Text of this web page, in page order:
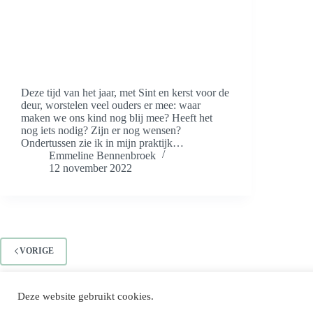
Deze tijd van het jaar, met Sint en kerst voor de
deur, worstelen veel ouders er mee: waar
maken we ons kind nog blij mee? Heeft het
nog iets nodig? Zijn er nog wensen?
Ondertussen zie ik in mijn praktijk…
Emmeline Bennenbroek
12 november 2022
VORIGE
Deze website gebruikt cookies.